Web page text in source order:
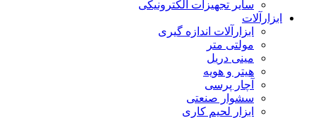
سایر تجهیزات الکترونیکی
ابزارآلات
ابزارآلات اندازه گیری
مولتی متر
مینی دریل
هیتر و هویه
آچار پرسی
سشوار صنعتی
ابزار لحیم کاری